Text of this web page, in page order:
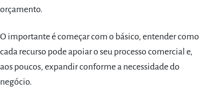
orçamento.
O importante é começar com o básico, entender como
cada recurso pode apoiar o seu processo comercial e,
aos poucos, expandir conforme a necessidade do
negócio.